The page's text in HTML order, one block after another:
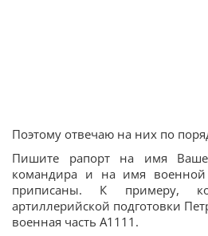
Поэтому отвечаю на них по
Пишите рапорт на имя
командира и на имя
приписаны. К примеру,
артиллерийской подготовки
военная часть А1111.